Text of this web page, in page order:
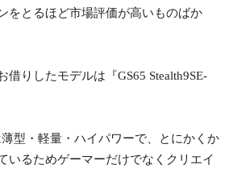
をとるほど市場評価が高いものばか
借りしたモデルは『GS65 Stealth9SE-
薄型・軽量・ハイパワーで、とにかくか
いるためゲーマーだけでなくクリエイ